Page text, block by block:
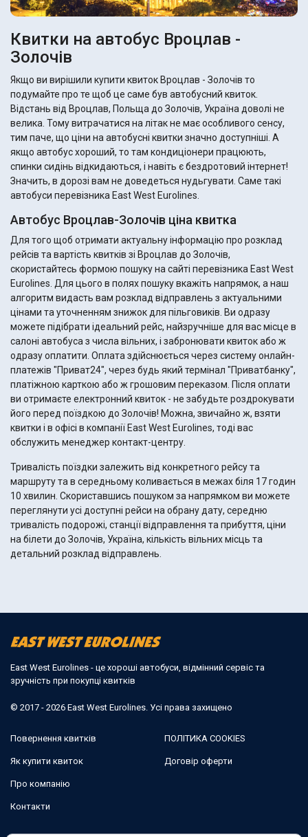
Квитки на автобус Вроцлав -
Золочiв
Якщо ви вирішили купити квиток Вроцлав - Золочiв то
подумайте про те щоб це саме був автобусний квиток.
Відстань від Вроцлав, Польща до Золочiв, Україна доволі не
велика. Тому витрачатися на літак не має особливого сенсу,
тим паче, що ціни на автобусні квитки значно доступніші. А
якщо автобус хороший, то там кондиціонери працюють,
спинки сидінь відкидаються, і навіть є бездротовий інтернет!
Значить, в дорозі вам не доведеться нудьгувати. Саме такі
автобуси перевізника East West Eurolines.
Автобус Вроцлав-Золочiв ціна квитка
Для того щоб отримати актуальну інформацію про розклад
рейсів та вартість квитків зі Вроцлав до Золочiв,
скористайтесь формою пошуку на сайті перевізника East West
Eurolines. Для цього в полях пошуку вкажіть напрямок, а наш
алгоритм видасть вам розклад відправлень з актуальними
цінами та уточненням знижок для пільговиків. Ви одразу
можете підібрати ідеальний рейс, найзручніше для вас місце в
салоні автобуса з числа вільних, і забронювати квиток або ж
одразу оплатити. Оплата здійснюється через систему онлайн-
платежів "Приват24", через будь який термінал "Приватбанку",
платіжною карткою або ж грошовим переказом. Після оплати
ви отримаєте електронний квиток - не забудьте роздрокувати
його перед поїздкою до Золочiв! Можна, звичайно ж, взяти
квитки і в офісі в компанії East West Eurolines, тоді вас
обслужить менеджер контакт-центру.
Тривалість поїздки залежить від конкретного рейсу та
маршруту та в середньому коливається в межах біля 17 годин
10 хвилин. Скориставшись пошуком за напрямком ви можете
переглянути усі доступні рейси на обрану дату, середню
тривалість подорожі, станції відправлення та прибуття, ціни
на білети до Золочiв, Україна, кількість вільних місць та
детальний розклад відправлень.
East West Eurolines - це хороші автобуси, відмінний сервіс та
зручність при покупці квитків
© 2017 - 2026 East West Eurolines. Усі права захищено
Повернення квитків
Як купити квиток
Про компанію
Контакти
ПОЛІТИКА COOKIES
Договір оферти